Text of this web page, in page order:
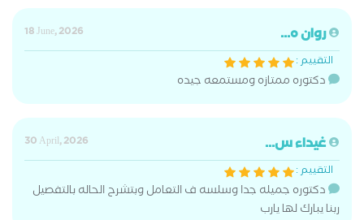
روان ه...
18 June, 2026
التقييم :
دكتوره ممتازه ومستمعه جيده
غيداء س...
30 April, 2026
التقييم :
دكتوره جميله جدا وسلسه ف التعامل وبتشرح الحاله بالتفصيل
ربنا يبارك لها يارب